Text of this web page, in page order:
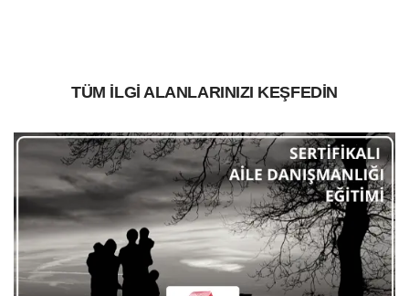
TÜM İLGİ ALANLARINIZI KEŞFEDİN